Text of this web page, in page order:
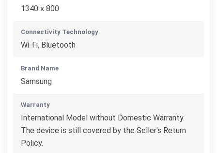
1340 x 800
Connectivity Technology
Wi-Fi, Bluetooth
Brand Name
Samsung
Warranty
International Model without Domestic Warranty.
The device is still covered by the Seller's Return
Policy.